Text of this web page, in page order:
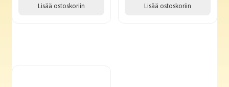
Lisää ostoskoriin Lisää ostoskoriin